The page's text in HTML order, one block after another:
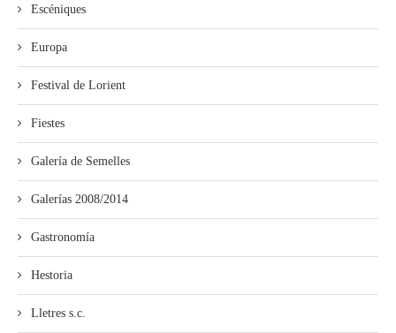
Escéniques
Europa
Festival de Lorient
Fiestes
Galería de Semelles
Galerías 2008/2014
Gastronomía
Hestoria
Lletres s.c.